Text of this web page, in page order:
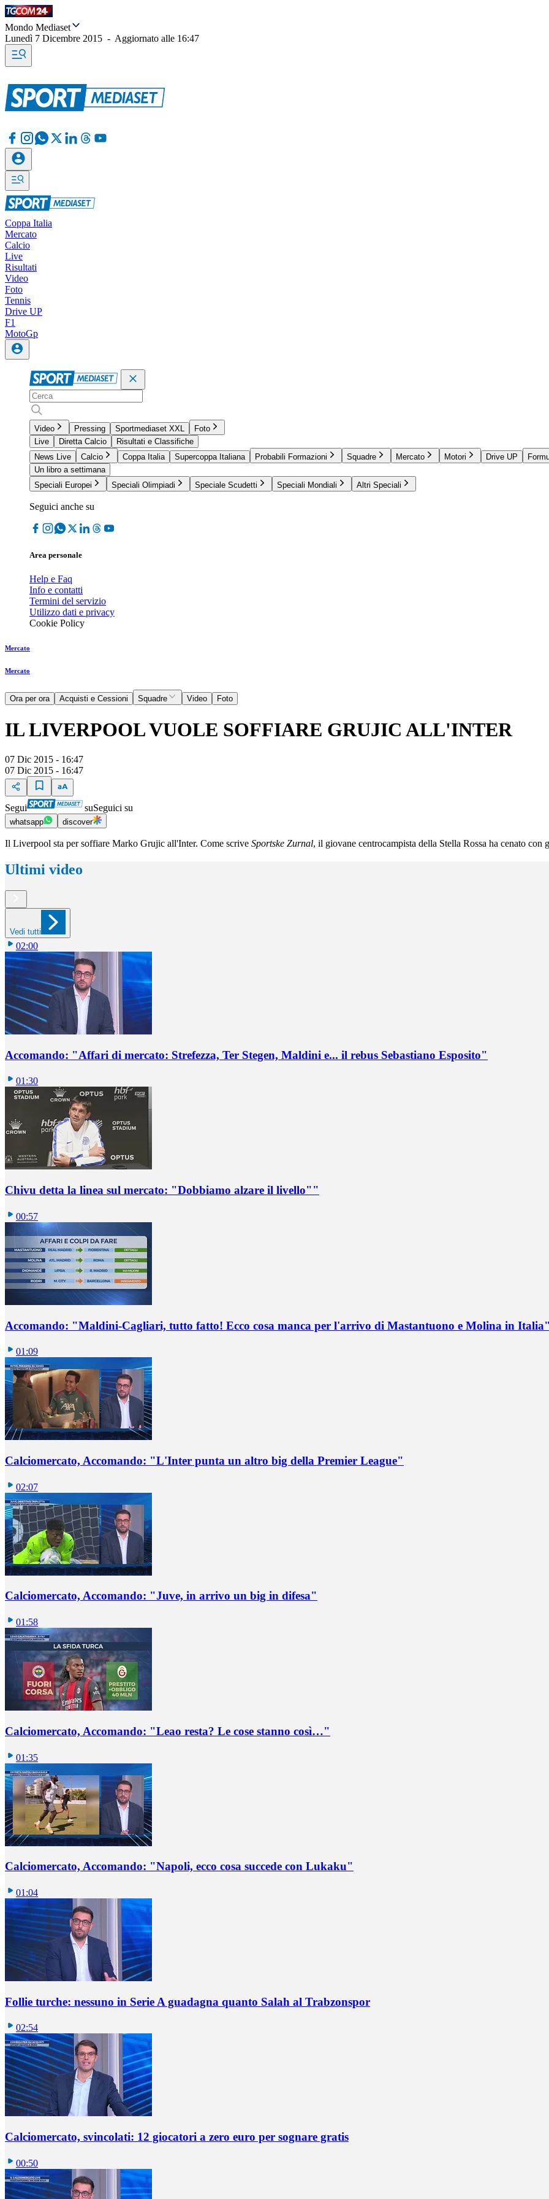
Mondo Mediaset
Lunedì 7 Dicembre 2015 - Aggiornato alle 16:47
Coppa Italia
Mercato
Calcio
Live
Risultati
Video
Foto
Tennis
Drive UP
F1
MotoGp
Video Pressing Sportmediaset XXL
Foto
Live
Diretta Calcio
Risultati e Classifiche
News Live
Calcio Coppa Italia Supercoppa Italiana Probabili Formazioni Squadre Mercato Motori Drive UP
Un libro a settimana
Speciali Europei
Speciali Olimpiadi Speciale Scudetti Speciali Mondiali Altri Speciali
Seguici anche su
Area personale
Help e Faq
Info e contatti
Termini del servizio
Utilizzo dati e privacy
Cookie Policy
Mercato
Mercato
Ora per ora Acquisti e Cessioni Squadre Video Foto
IL LIVERPOOL VUOLE SOFFIARE GRUJIC ALL'INTER
07 Dic 2015 - 16:47
07 Dic 2015 - 16:47
Segui suSeguici su
whatsapp discover
Il Liverpool sta per soffiare Marko Grujic all'Inter. Come scrive Sportske Zurnal, il giovane centrocampista della Stella Rossa ha cenato
Ultimi video
Vedi tutti
02:00
Accomando: "Affari di mercato: Strefezza, Ter Stegen, Maldini e... il rebus Sebastiano Esposito"
01:30
Chivu detta la linea sul mercato: "Dobbiamo alzare il livello""
00:57
Accomando: "Maldini-Cagliari, tutto fatto! Ecco cosa manca per l'arrivo di Mastantuono e Molina in
01:09
Calciomercato, Accomando: "L'Inter punta un altro big della Premier League"
02:07
Calciomercato, Accomando: "Juve, in arrivo un big in difesa"
01:58
Calciomercato, Accomando: "Leao resta? Le cose stanno così…"
01:35
Calciomercato, Accomando: "Napoli, ecco cosa succede con Lukaku"
01:04
Follie turche: nessuno in Serie A guadagna quanto Salah al Trabzonspor
02:54
Calciomercato, svincolati: 12 giocatori a zero euro per sognare gratis
00:50